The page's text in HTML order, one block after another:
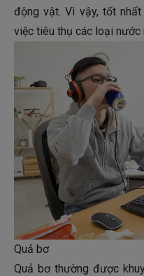
động vật. Vì vậy, tốt
việc tiêu thụ các loại nước
Quả bơ
Quả bơ thường được